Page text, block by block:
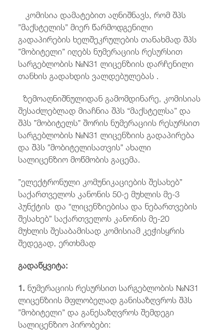
კომისია დამატებით აღნიშნავს, რომ შპს
”მაქსტელის” მიერ წარმოდგენილი
გადაპირების ხელშეკრულების თანახმად შპს
”მობიტელი” იღებს ნუმერაციის რესურსით
სარგებლობის №N31 ლიცენზიის დარჩენილი
თანხის გადახდის ვალდებულებას .
ზემოაღნიშნულიდან გამომდინარე, კომისიას
შესაძლებლად მიაჩნია შპს “მაქსტელსა” და
შპს ”მობიტელს” შორის ნუმერაციის რესურსით
სარგებლობის №N31 ლიცენზიის გადაპირება
და შპს ”მობიტელისათვის” ახალი
სალიცენზიო მოწმობის გაცემა.
”ელექტრონული კომუნიკაციების შესახებ”
საქართველოს კანონის 50-ე მუხლის მე-3
პუნქტის და “ლიცენზიებისა და ნებართვების
შესახებ” საქართველოს კანონის მე-20
მუხლის შესაბამისად კომისიამ კეჭისყრის
შედეგად, ერთხმად
გადაწყვიტა:
1. ნუმერაციის რესურსით სარგებლობის №N31
ლიცენზიის მფლობელად განისაზღვროს შპს
”მობიტელი” და განესაზღვროს შემდეგი
სალიცენზიო პირობები: